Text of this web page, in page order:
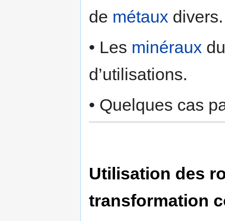
de métaux divers.
• Les minéraux
d’utilisations.
• Quelques cas
Utilisation des
transformation